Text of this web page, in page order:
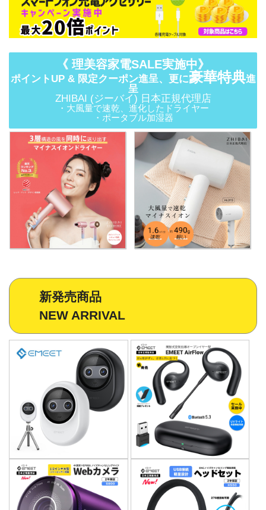
《 理美容家電SALE実施中》
ポイントUP & 限定クーポン進呈、更に豪華特典進
呈
ZHIBAI (ジーバイ) 日本正規代理店
・大風量で速乾、進化したドライヤー
・ポータブル加湿器
新発売商品
NEW ARRIVAL